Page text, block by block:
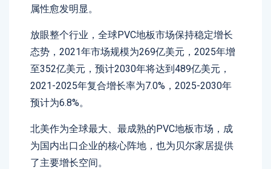
属性愈发明显。
放眼整个行业，全球PVC地板市场保持稳定增长
态势，2021年市场规模为269亿美元，2025年增
至352亿美元，预计2030年将达到489亿美元，
2021-2025年复合增长率为7.0%，2025-2030年
预计为6.8%。
北美作为全球最大、最成熟的PVC地板市场，成
为国内出口企业的核心阵地，也为贝尔家居提供
了主要增长空间。